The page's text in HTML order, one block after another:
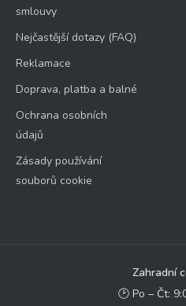
smlouvy
Nejčastější dotazy (FAQ)
Reklamace
Doprava, platba a balné
Ochrana osobních
údajů
Zásady používání
souborů cookie
Zahradní
🕑 Po – Čt: